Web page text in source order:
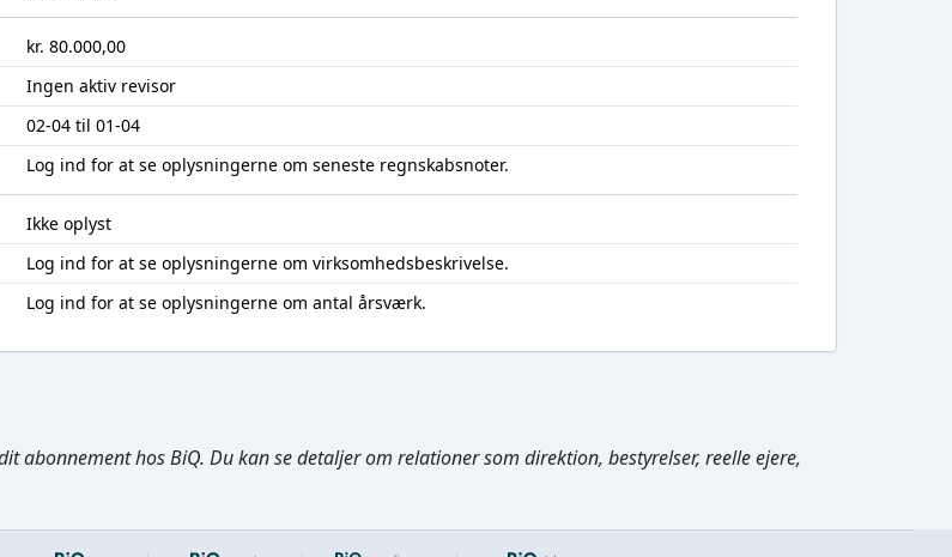
kr. 80.000,00
Ingen aktiv revisor
02-04 til 01-04
Log ind for at se oplysningerne om seneste regnskabsnoter.
Ikke oplyst
Log ind for at se oplysningerne om virksomhedsbeskrivelse.
Log ind for at se oplysningerne om antal årsværk.
hos BiQ. Du kan se detaljer om relationer som direktion, bestyrelser, reelle ejere,